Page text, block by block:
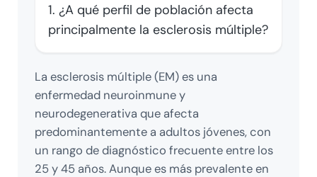
1. ¿A qué perfil de población afecta
principalmente la esclerosis múltiple?
La esclerosis múltiple (EM) es una
enfermedad neuroinmune y
neurodegenerativa que afecta
predominantemente a adultos jóvenes, con
un rango de diagnóstico frecuente entre los
25 y 45 años. Aunque es más prevalente en